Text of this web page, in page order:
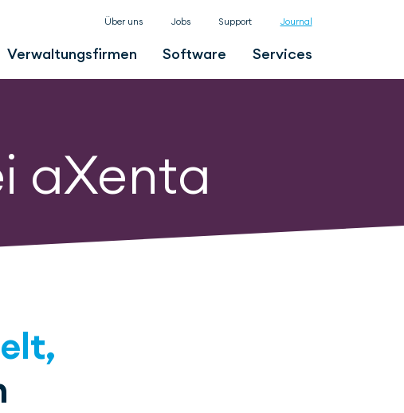
Über uns Jobs Support Journal
Verwaltungsfirmen Software Services
aXenta